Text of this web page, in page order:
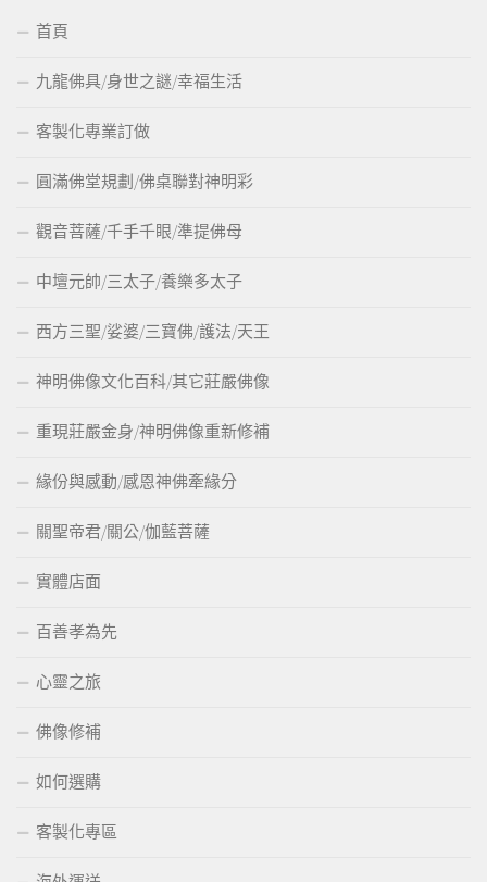
首頁
九龍佛具/身世之謎/幸福生活
客製化專業訂做
圓滿佛堂規劃/佛桌聯對神明彩
觀音菩薩/千手千眼/準提佛母
中壇元帥/三太子/養樂多太子
西方三聖/娑婆/三寶佛/護法/天王
神明佛像文化百科/其它莊嚴佛像
重現莊嚴金身/神明佛像重新修補
緣份與感動/感恩神佛牽緣分
關聖帝君/關公/伽藍菩薩
實體店面
百善孝為先
心靈之旅
佛像修補
如何選購
客製化專區